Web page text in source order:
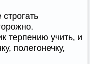
терпению учить, и
полегонечку,